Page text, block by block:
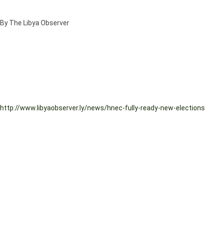
By The Libya Observer
http://www.libyaobserver.ly/news/hnec-fully-ready-new-elections